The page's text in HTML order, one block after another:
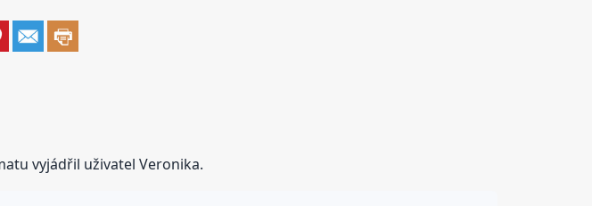
vyjádřil uživatel Veronika.